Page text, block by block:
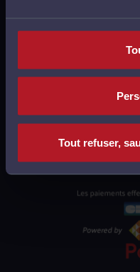
Tout refuser,
MENTIONS
POLITIQUE DE
POLITIQUE DES
CGU AVOCATS
CGUV
PLAN DU SITE